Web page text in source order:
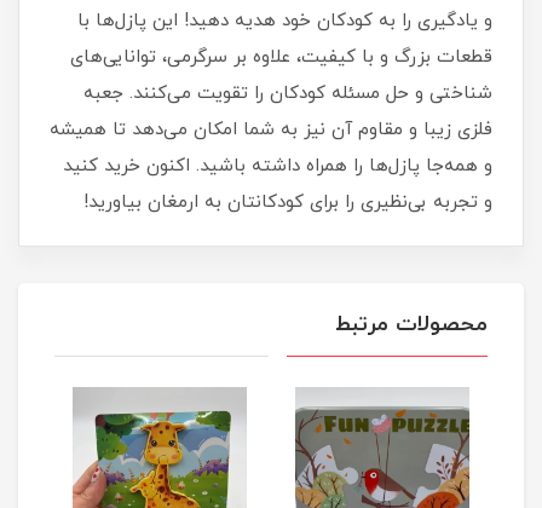
و یادگیری را به کودکان خود هدیه دهید! این پازل‌ها با
قطعات بزرگ و با کیفیت، علاوه بر سرگرمی، توانایی‌های
شناختی و حل مسئله کودکان را تقویت می‌کنند.‌ جعبه
فلزی زیبا و مقاوم آن نیز به شما امکان می‌دهد تا همیشه
و همه‌جا پازل‌ها را همراه داشته باشید. اکنون خرید کنید
و تجربه بی‌نظیری را برای کودکانتان به ارمغان بیاورید!
محصولات مرتبط